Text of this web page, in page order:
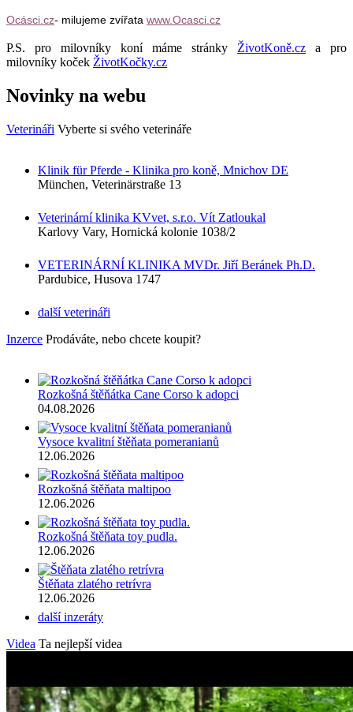
Ocásci.cz- milujeme zvířata www.Ocasci.cz
P.S. pro milovníky koní máme stránky ŽivotKoně.cz a pro
milovníky koček ŽivotKočky.cz
Novinky na webu
Veterináři Vyberte si svého veterináře
Klinik für Pferde - Klinika pro koně, Mnichov DE
München, Veterinärstraße 13
Veterinární klinika KVvet, s.r.o. Vít Zatloukal
Karlovy Vary, Hornická kolonie 1038/2
VETERINÁRNÍ KLINIKA MVDr. Jiří Beránek Ph.D.
Pardubice, Husova 1747
další veterináři
Inzerce Prodáváte, nebo chcete koupit?
Rozkošná štěňátka Cane Corso k adopci
04.08.2026
Vysoce kvalitní štěňata pomeranianů
12.06.2026
Rozkošná štěňata maltipoo
12.06.2026
Rozkošná štěňata toy pudla.
12.06.2026
Štěňata zlatého retrívra
12.06.2026
další inzeráty
Videa Ta nejlepší videa